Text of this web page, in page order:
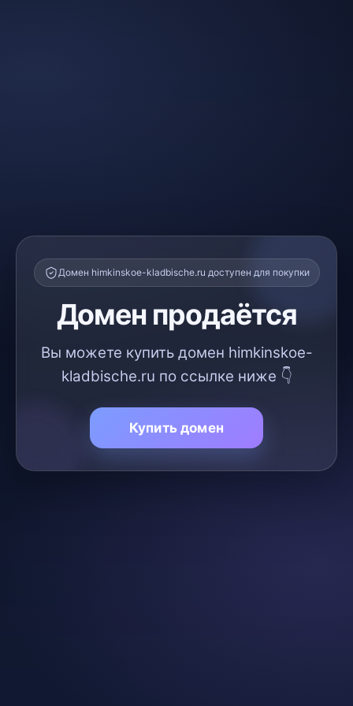
Домен himkinskoe-kladbische.ru доступен для покупки
Домен продаётся
Вы можете купить домен himkinskoe-
kladbische.ru по ссылке ниже 👇
Купить домен